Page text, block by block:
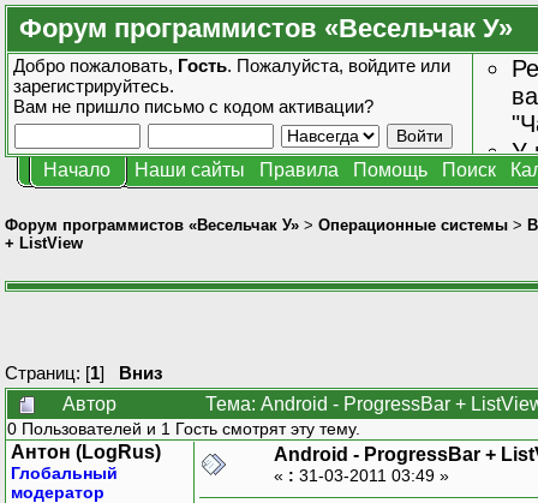
Форум программистов «Весельчак У»
Добро пожаловать, Гость. Пожалуйста, войдите или
зарегистрируйтесь.
Вам не пришло письмо с кодом активации?
У
Начало Наши сайты Правила Помощь Поиск
Форум программистов «Весельчак У» > Операционные системы >
+ ListView
Страниц: [1] Вниз
Автор
Тема: Android - ProgressBar +
0 Пользователей и 1 Гость смотрят эту тему.
Антон (LogRus)
Глобальный
модератор
Android - ProgressBar +
« : 31-03-2011 03:49 »